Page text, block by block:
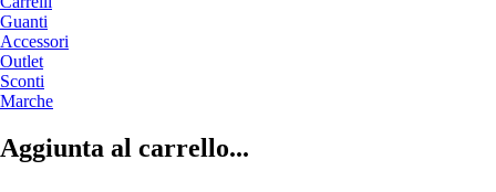
Guanti
Accessori
Outlet
Sconti
Marche
Aggiunta al carrello...